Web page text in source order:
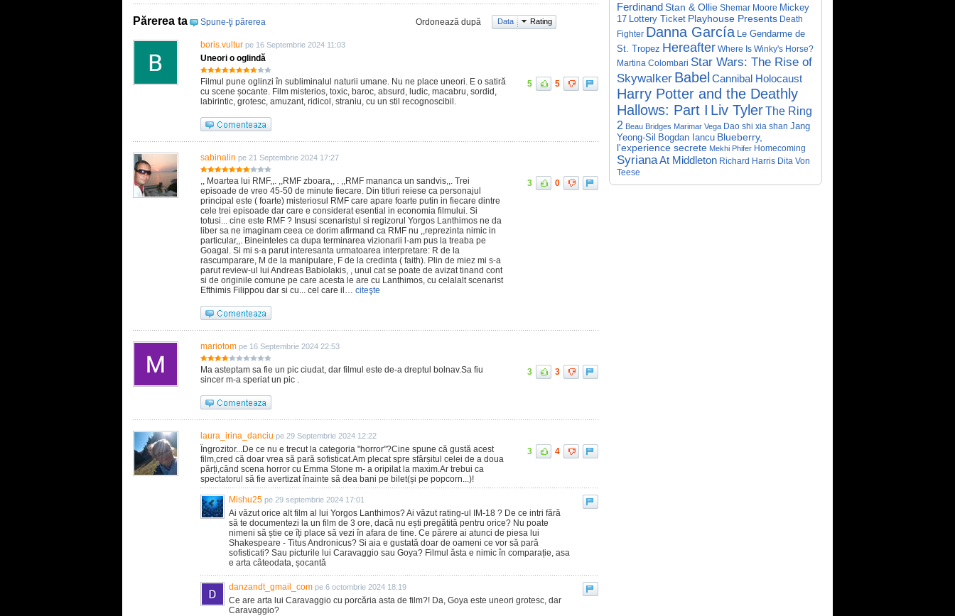
Părerea ta Spune-ţi părerea Ordonează după Data Rating
boris.vultur pe 16 Septembrie 2024 11:03
Uneori o oglindă
Filmul pune oglinzi în subliminalul naturii umane. Nu ne place uneori. E o satiră
cu scene șocante. Film misterios, toxic, baroc, absurd, ludic, macabru, sordid,
labirintic, grotesc, amuzant, ridicol, straniu, cu un stil recognoscibil.
5 5
sabinalin pe 21 Septembrie 2024 17:27
,, Moartea lui RMF,,. ,,RMF zboara,, . ,,RMF mananca un sandvis,,. Trei
episoade de vreo 45-50 de minute fiecare. Din titluri reiese ca personajul
principal este ( foarte) misteriosul RMF care apare foarte putin in fiecare dintre
cele trei episoade dar care e considerat esential in economia filmului. Si
totusi... cine este RMF ? Insusi scenaristul si regizorul Yorgos Lanthimos ne da
liber sa ne imaginam ceea ce dorim afirmand ca RMF nu ,,reprezinta nimic in
particular,,. Bineinteles ca dupa terminarea vizionarii l-am pus la treaba pe
Goagal. Si mi s-a parut interesanta urmatoarea interpretare: R de la
rascumparare, M de la manipulare, F de la credinta ( faith). Plin de miez mi s-a
parut review-ul lui Andreas Babiolakis, , unul cat se poate de avizat tinand cont
si de originile comune pe care acesta le are cu Lanthimos, cu celalalt scenarist
Efthimis Filippou dar si cu... cel care il… citeşte
3 0
mariotom pe 16 Septembrie 2024 22:53
Ma asteptam sa fie un pic ciudat, dar filmul este de-a dreptul bolnav.Sa fiu
sincer m-a speriat un pic .
3 3
laura_irina_danciu pe 29 Septembrie 2024 12:22
Îngrozitor...De ce nu e trecut la categoria "horror"?Cine spune că gustă acest
film,cred că doar vrea să pară sofisticat.Am plecat spre sfârșitul celei de a doua
părți,când scena horror cu Emma Stone m- a oripilat la maxim.Ar trebui ca
spectatorul să fie avertizat înainte să dea bani pe bilet(și pe popcorn...)!
3 4
Mishu25 pe 29 septembrie 2024 17:01
Ai văzut orice alt film al lui Yorgos Lanthimos? Ai văzut rating-ul IM-18 ? De ce intri fără
să te documentezi la un film de 3 ore, dacă nu ești pregătită pentru orice? Nu poate
nimeni să știe ce îți place să vezi în afara de tine. Ce părere ai atunci de piesa lui
Shakespeare - Titus Andronicus? Si aia e gustată doar de oameni ce vor să pară
sofisticati? Sau picturile lui Caravaggio sau Goya? Filmul ăsta e nimic în comparație, asa
e arta câteodata, șocantă
danzandt_gmail_com pe 6 octombrie 2024 18:19
Ce are arta lui Caravaggio cu porcăria asta de film?! Da, Goya este uneori grotesc, dar
Caravaggio?
Ferdinand Stan & Ollie Shemar Moore Mickey
17 Lottery Ticket Playhouse Presents Death
Fighter Danna García Le Gendarme de
St. Tropez Hereafter Where Is Winky's Horse?
Martina Colombari Star Wars: The Rise of
Skywalker Babel Cannibal Holocaust
Harry Potter and the Deathly
Hallows: Part I Liv TylerThe Ring
2 Beau Bridges Marimar Vega Dao shi xia shan Jang
Yeong-Sil
Bogdan Iancu Blueberry,
l'experience secrete Mekhi Phifer Homecoming
SyrianaAt Middleton Richard Harris Dita Von
Teese